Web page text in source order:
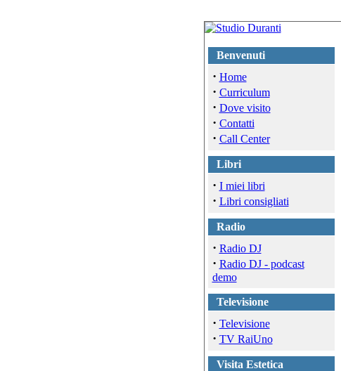
Benvenuti
· Home
· Curriculum
· Dove visito
· Contatti
· Call Center
Libri
· I miei libri
· Libri consigliati
Radio
· Radio DJ
· Radio DJ - podcast
demo
Televisione
· Televisione
· TV RaiUno
Visita Estetica